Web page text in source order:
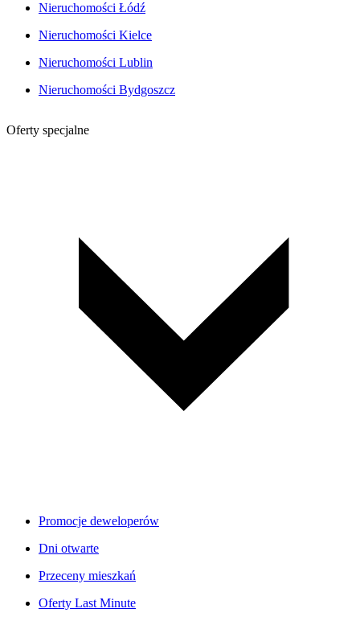
Nieruchomości Łódź
Nieruchomości Kielce
Nieruchomości Lublin
Nieruchomości Bydgoszcz
Oferty specjalne
Promocje deweloperów
Dni otwarte
Przeceny mieszkań
Oferty Last Minute